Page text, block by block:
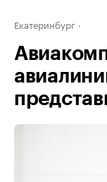
Екатеринбург